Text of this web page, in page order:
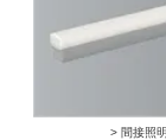
> 間接照明